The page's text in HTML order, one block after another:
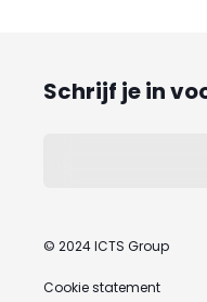
Schrijf je in
© 2024 ICTS Group
Cookie statement